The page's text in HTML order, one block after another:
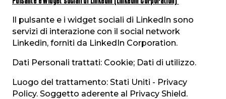
Il pulsante e i widget sociali di LinkedIn sono
servizi di interazione con il social network
Linkedin, forniti da LinkedIn Corporation.
Dati Personali trattati: Cookie; Dati di utilizzo.
Luogo del trattamento: Stati Uniti - Privacy
Policy. Soggetto aderente al Privacy Shield.